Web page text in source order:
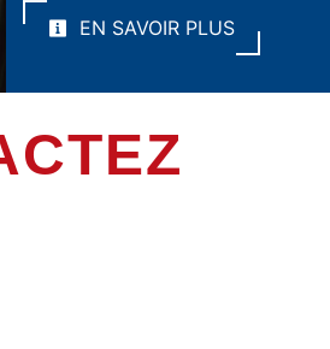
EN SAVOIR PLUS